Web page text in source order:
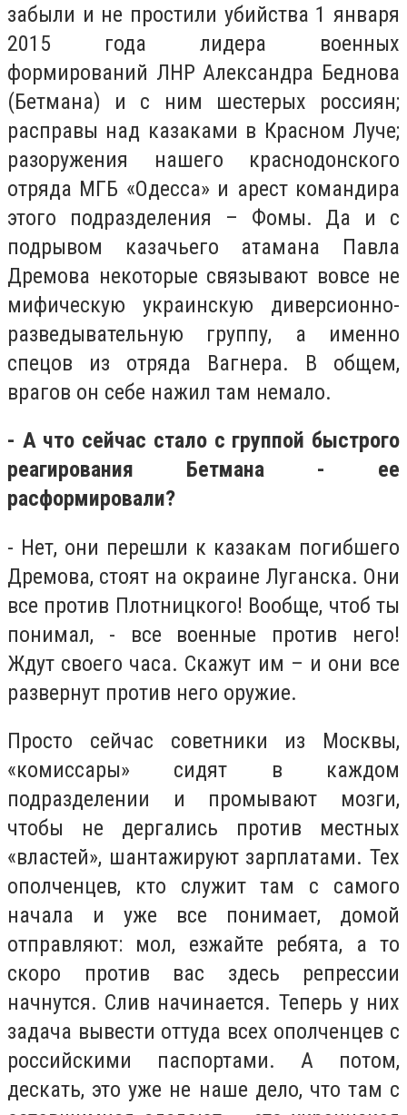
забыли и не простили убийства 1 января
2015 года лидера военных
формирований ЛНР Александра Беднова
(Бетмана) и с ним шестерых россиян;
расправы над казаками в Красном Луче;
разоружения нашего краснодонского
отряда МГБ «Одесса» и арест командира
этого подразделения – Фомы. Да и с
подрывом казачьего атамана Павла
Дремова некоторые связывают вовсе не
мифическую украинскую диверсионно-
разведывательную группу, а именно
спецов из отряда Вагнера. В общем,
врагов он себе нажил там немало.
- А что сейчас стало с группой быстрого
реагирования Бетмана - ее
расформировали?
- Нет, они перешли к казакам погибшего
Дремова, стоят на окраине Луганска. Они
все против Плотницкого! Вообще, чтоб ты
понимал, - все военные против него!
Ждут своего часа. Скажут им – и они все
развернут против него оружие.
Просто сейчас советники из Москвы,
«комиссары» сидят в каждом
подразделении и промывают мозги,
чтобы не дергались против местных
«властей», шантажируют зарплатами. Тех
ополченцев, кто служит там с самого
начала и уже все понимает, домой
отправляют: мол, езжайте ребята, а то
скоро против вас здесь репрессии
начнутся. Слив начинается. Теперь у них
задача вывести оттуда всех ополченцев с
российскими паспортами. А потом,
дескать, это уже не наше дело, что там с